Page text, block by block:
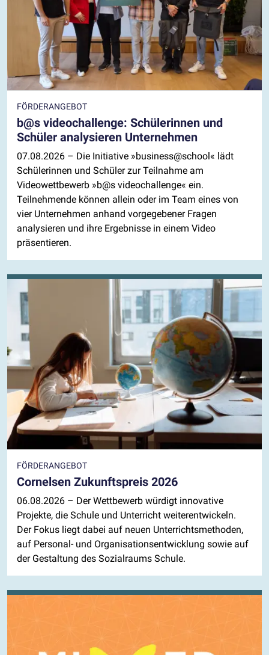
FÖRDERANGEBOT
b@s videochallenge: Schülerinnen und
Schüler analysieren Unternehmen
07.08.2026 – Die Initiative »business@school« lädt
Schülerinnen und Schüler zur Teilnahme am
Videowettbewerb »b@s videochallenge« ein.
Teilnehmende können allein oder im Team eines von
vier Unternehmen anhand vorgegebener Fragen
analysieren und ihre Ergebnisse in einem Video
präsentieren.
FÖRDERANGEBOT
Cornelsen Zukunftspreis 2026
06.08.2026 – Der Wettbewerb würdigt innovative
Projekte, die Schule und Unterricht weiterentwickeln.
Der Fokus liegt dabei auf neuen Unterrichtsmethoden,
auf Personal- und Organisationsentwicklung sowie auf
der Gestaltung des Sozialraums Schule.